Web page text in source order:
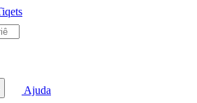
Ajuda